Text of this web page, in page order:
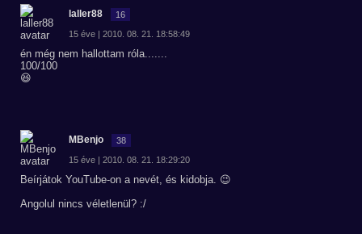
laller88 16
15 éve | 2010. 08. 21. 18:58:49
én még nem hallottam róla.......
100/100
😆
MBenjo 38
15 éve | 2010. 08. 21. 18:29:20
Beírjátok YouTube-on a nevét, és kidobja. 😉
Angolul nincs véletlenül? :/